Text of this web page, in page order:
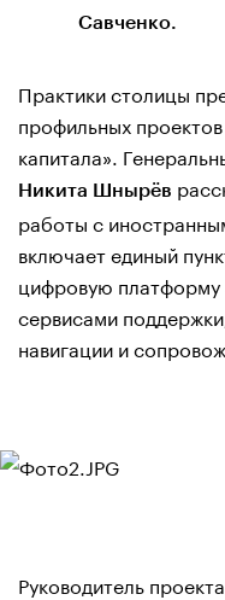
Савченко.
Практики столицы
профильных
капитала».
Никита Шнырёв
работы с
включает единый
цифровую
сервисами
навигации и
Руководитель